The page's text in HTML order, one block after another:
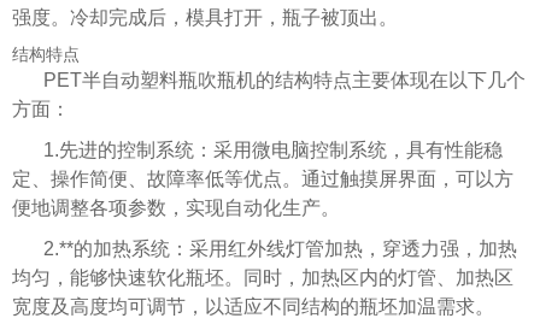
强度。冷却完成后，模具打开，瓶子被顶出。
结构特点
PET半自动塑料瓶吹瓶机的结构特点主要体现在以下几个
方面：
1.先进的控制系统：采用微电脑控制系统，具有性能稳
定、操作简便、故障率低等优点。通过触摸屏界面，可以方
便地调整各项参数，实现自动化生产。
2.**的加热系统：采用红外线灯管加热，穿透力强，加热
均匀，能够快速软化瓶坯。同时，加热区内的灯管、加热区
宽度及高度均可调节，以适应不同结构的瓶坯加温需求。